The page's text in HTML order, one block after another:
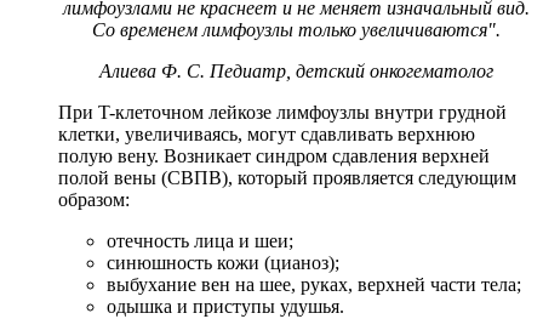
лимфоузлами не краснеет и не меняет изначальный вид.
Со временем лимфоузлы только увеличиваются".
Алиева Ф. С. Педиатр, детский онкогематолог
При T-клеточном лейкозе лимфоузлы внутри грудной
клетки, увеличиваясь, могут сдавливать верхнюю
полую вену. Возникает синдром сдавления верхней
полой вены (СВПВ), который проявляется следующим
образом:
отечность лица и шеи;
синюшность кожи (цианоз);
выбухание вен на шее, руках, верхней части тела;
одышка и приступы удушья.